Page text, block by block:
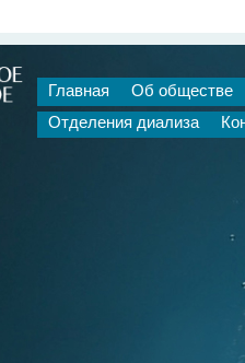
Главная
Об обществе
Отделения диализа